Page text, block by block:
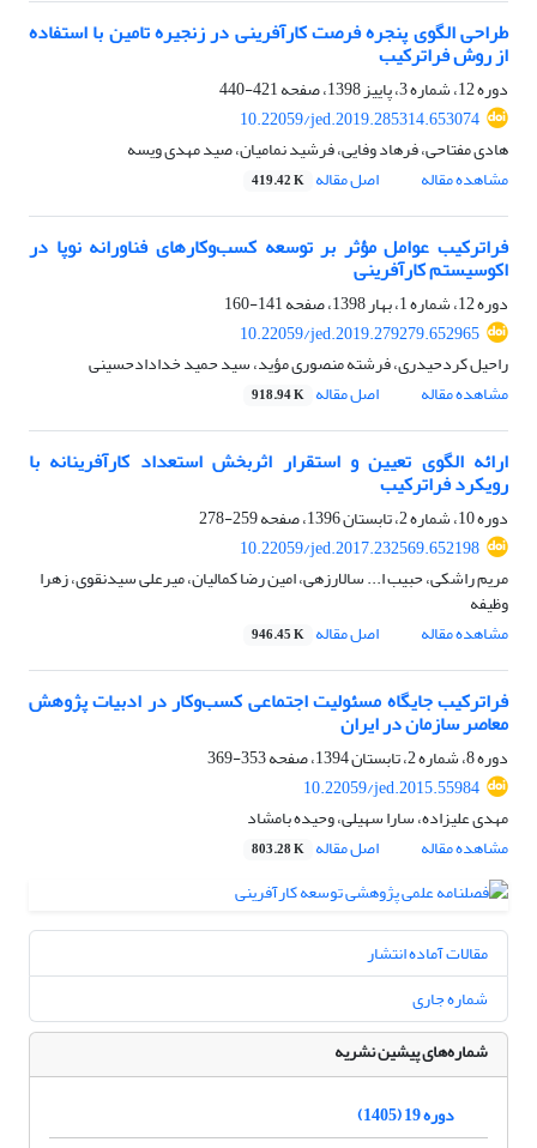
طراحی الگوی پنجره فرصت کارآفرینی در زنجیره تامین با استفاده
از روش فراترکیب
دوره 12، شماره 3، پاییز 1398، صفحه
421-440
10.22059/jed.2019.285314.653074
هادی مفتاحی، فرهاد وفایی، فرشید نمامیان، صید مهدی ویسه
مشاهده مقاله
اصل مقاله 419.42 K
فراترکیب عوامل مؤثر بر توسعه کسب‌وکارهای فناورانه نوپا در
اکوسیستم کارآفرینی
دوره 12، شماره 1، بهار 1398، صفحه
141-160
10.22059/jed.2019.279279.652965
راحیل کردحیدری، فرشته منصوری مؤید، سید حمید خدادادحسینی
مشاهده مقاله
اصل مقاله 918.94 K
ارائه الگوی تعیین و استقرار اثربخش استعداد کارآفرینانه با
رویکرد فراترکیب
دوره 10، شماره 2، تابستان 1396، صفحه
259-278
10.22059/jed.2017.232569.652198
مریم راشکی، حبیب ا... سالارزهی، امین رضا کمالیان، میرعلی سیدنقوی، زهرا
وظیفه
مشاهده مقاله
اصل مقاله 946.45 K
فراترکیب جایگاه مسئولیت اجتماعی کسب‌وکار در ادبیات پژوهش
معاصر سازمان در ایران
دوره 8، شماره 2، تابستان 1394، صفحه
353-369
10.22059/jed.2015.55984
مهدی علیزاده، سارا سهیلی، وحیده بامشاد
مشاهده مقاله
اصل مقاله 803.28 K
مقالات آماده انتشار
شماره جاری
شماره‌های پیشین نشریه
دوره 19 (1405)